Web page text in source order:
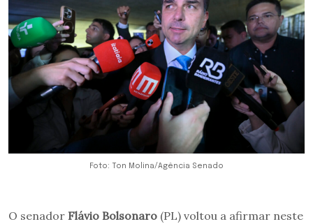
Foto: Ton Molina/Agência Senado
O senador Flávio Bolsonaro (PL) voltou a afirmar neste